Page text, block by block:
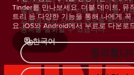
Tinder를 만나보세요. 더블 데이트, 뮤
트리 등 다양한 기능을 통해 나에게
요. iOS와 Android에서 무료로 다운로
한국어
활동을 개선하기 위해 추적기를 사
업체에 대한 자세한 정보를 확인하
동의를 철회할 수 있습니다.
동의합니